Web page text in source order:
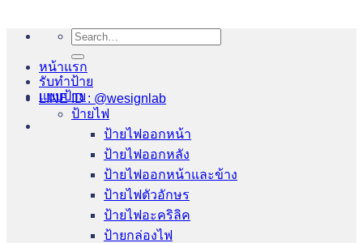
LINE ID : @wesignlab
Search
for:
หน้าแรก
รับทำป้าย
แบบป้าย
ป้ายไฟ
ป้ายไฟออกหน้า
ป้ายไฟออกหลัง
ป้ายไฟออกหน้าและข้าง
ป้ายไฟตัวอักษร
ป้ายไฟอะคริลิค
ป้ายกล่องไฟ